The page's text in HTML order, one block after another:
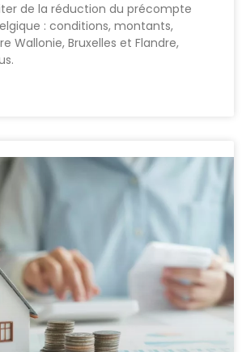
de la réduction du précompte
: conditions, montants,
Wallonie, Bruxelles et Flandre,